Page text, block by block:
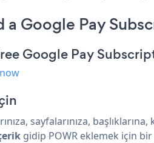
a Google Pay
Google Pay
sayfalarınıza,
gidip POWR eklemek için